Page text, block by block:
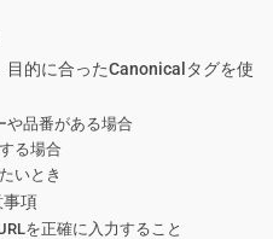
的に合ったCanonicalタグを使
や品番がある場合
る場合
いとき
項
を正確に入力すること